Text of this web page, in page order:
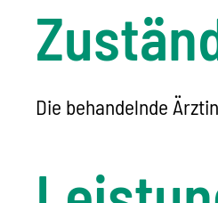
Die behandelnde